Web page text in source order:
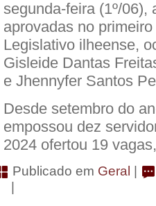
segunda-feira (1º/
aprovadas no
Legislativo ilheense,
Gisleide Dantas
e Jhennyfer Santos
Desde setembro do
empossou dez
2024 ofertou 19
Publicado em Geral |
|